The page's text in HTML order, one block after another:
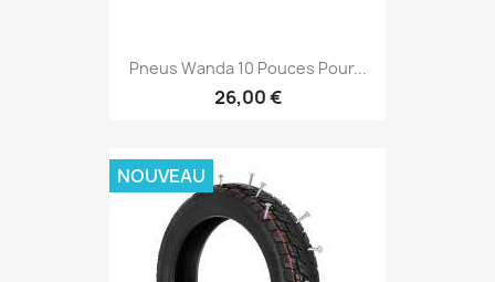
Pneus Wanda 10 Pouces Pour...
26,00 €
NOUVEAU